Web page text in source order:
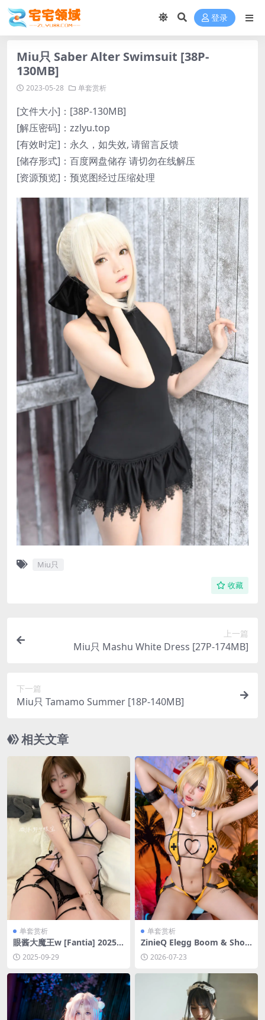
登录
Miu只 Saber Alter Swimsuit [38P-
130MB]
2023-05-28 单套赏析
[文件大小]：[38P-130MB]
[解压密码]：zzlyu.top
[有效时定]：永久，如失效, 请留言反馈
[储存形式]：百度网盘储存 请切勿在线解压
[资源预览]：预览图经过压缩处理
Miu只
收藏
上一篇
Miu只 Mashu White Dress [27P-174MB]
下一篇
Miu只 Tamamo Summer [18P-140MB]
相关文章
单套赏析
眼酱大魔王w [Fantia] 2025
年05月订阅[31P-2V-47M]
2025-09-29
单套赏析
ZinieQ Elegg Boom & Shoc
k [44P9V-2.59GB]
2026-07-23